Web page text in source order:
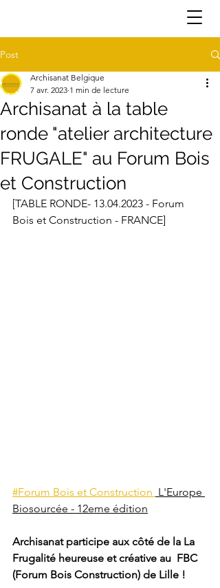
Post
Archisanat à la table
ronde "atelier architecture
FRUGALE" au Forum Bois
et Construction
Archisanat Belgique
7 avr. 2023 1 min de lecture
[TABLE RONDE- 13.04.2023 - Forum
Bois et Construction - FRANCE]
#Forum Bois et Construction L'Europe
Biosourcée - 12eme édition
Archisanat participe aux côté de la La
Frugalité heureuse et créative au  FBC
(Forum Bois Construction) de Lille !